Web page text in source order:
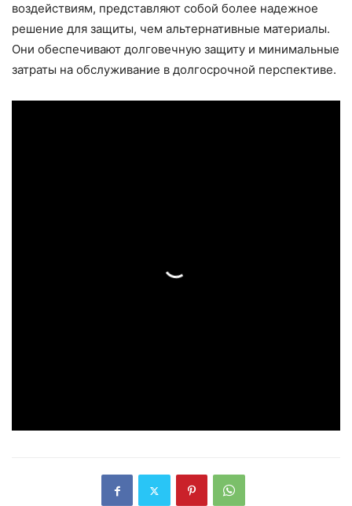
воздействиям, представляют собой более надежное
решение для защиты, чем альтернативные материалы.
Они обеспечивают долговечную защиту и минимальные
затраты на обслуживание в долгосрочной перспективе.